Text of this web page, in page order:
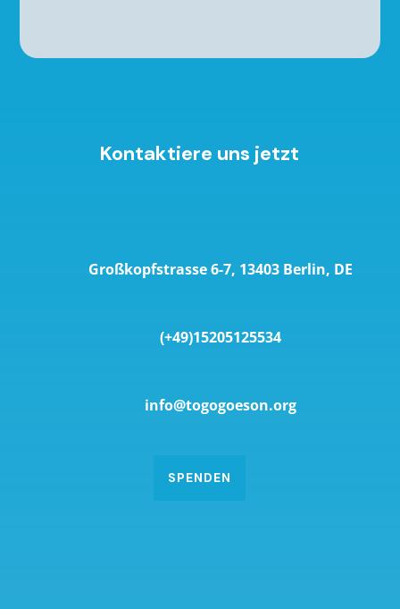
Kontaktiere uns jetzt
Großkopfstrasse 6-7, 13403 Berlin, DE
(+49)15205125534
info@togogoeson.org
SPENDEN